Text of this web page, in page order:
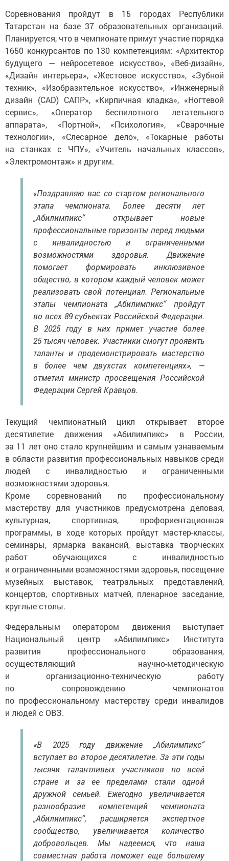
Соревнования пройдут в 15 городах Республики
Татарстан на базе 37 образовательных организаций.
Планируется, что в чемпионате примут участие порядка
1650 конкурсантов по 130 компетенциям: «Архитектор
будущего — нейросетевое искусство», «Веб-дизайн»,
«Дизайн интерьера», «Жестовое искусство», «Зубной
техник», «Изобразительное искусство», «Инженерный
дизайн (CAD) САПР», «Кирпичная кладка», «Ногтевой
сервис», «Оператор беспилотного летательного
аппарата», «Портной», «Психология», «Сварочные
технологии», «Слесарное дело», «Токарные работы
на станках с ЧПУ», «Учитель начальных классов»,
«Электромонтаж» и другим.
«Поздравляю вас со стартом регионального
этапа чемпионата. Более десяти лет
„Абилимпикс“ открывает новые
профессиональные горизонты перед людьми
с инвалидностью и ограниченными
возможностями здоровья. Движение
помогает формировать инклюзивное
общество, в котором каждый человек может
реализовать свой потенциал. Региональные
этапы чемпионата „Абилимпикс“ пройдут
во всех 89 субъектах Российской Федерации.
В 2025 году в них примет участие более
25 тысяч человек. Участники смогут проявить
таланты и продемонстрировать мастерство
в более чем двухстах компетенциях», —
отметил министр просвещения Российской
Федерации Сергей Кравцов.
Текущий чемпионатный цикл открывает второе
десятилетие движения «Абилимпикс» в России,
за 11 лет оно стало крупнейшим и самым узнаваемым
в области развития профессиональных навыков среди
людей с инвалидностью и ограниченными
возможностями здоровья.
Кроме соревнований по профессиональному
мастерству для участников предусмотрена деловая,
культурная, спортивная, профориентационная
программы, в ходе которых пройдут мастер-классы,
семинары, ярмарка вакансий, выставка творческих
работ обучающихся с инвалидностью
и ограниченными возможностями здоровья, посещение
музейных выставок, театральных представлений,
концертов, спортивных матчей, пленарное заседание,
круглые столы.
Федеральным оператором движения выступает
Национальный центр «Абилимпикс» Института
развития профессионального образования,
осуществляющий научно-методическую
и организационно-техническую работу
по сопровождению чемпионатов
по профессиональному мастерству среди инвалидов
и людей с ОВЗ.
«В 2025 году движение „Абилимпикс“
вступает во второе десятилетие. За эти годы
тысячи талантливых участников по всей
стране и за ее пределами стали одной
дружной семьей. Ежегодно увеличивается
разнообразие компетенций чемпионата
„Абилимпикс“, расширяется экспертное
сообщество, увеличивается количество
добровольцев. Мы надеемся, что наша
совместная работа поможет еще большему